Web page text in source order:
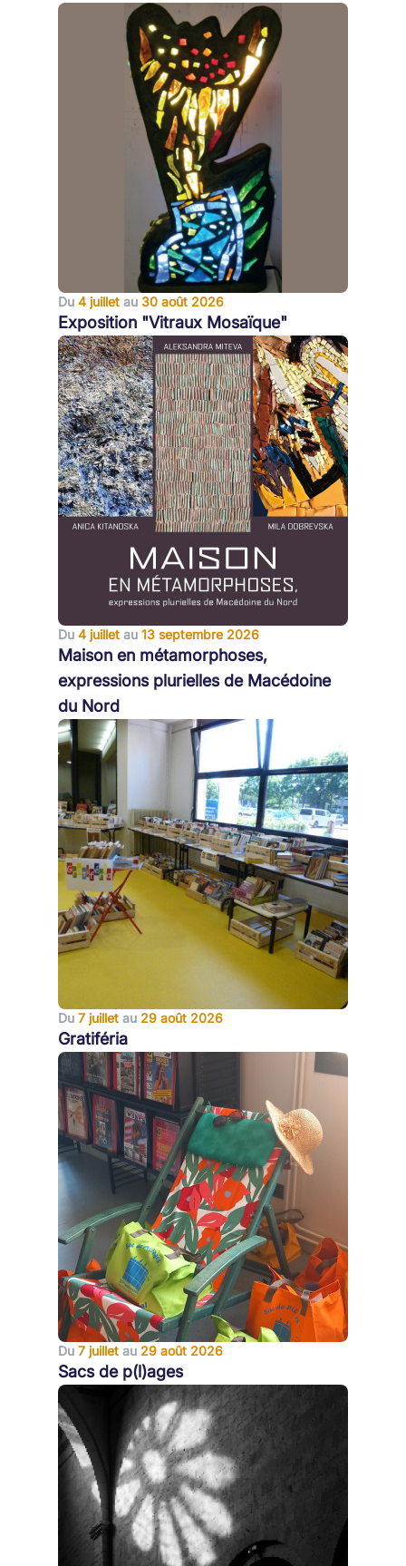
Du 4 juillet au 30 août 2026
Exposition "Vitraux Mosaïque"
Du 4 juillet au 13 septembre 2026
Maison en métamorphoses,
expressions plurielles de Macédoine
du Nord
Du 7 juillet au 29 août 2026
Gratiféria
Du 7 juillet au 29 août 2026
Sacs de p(l)ages